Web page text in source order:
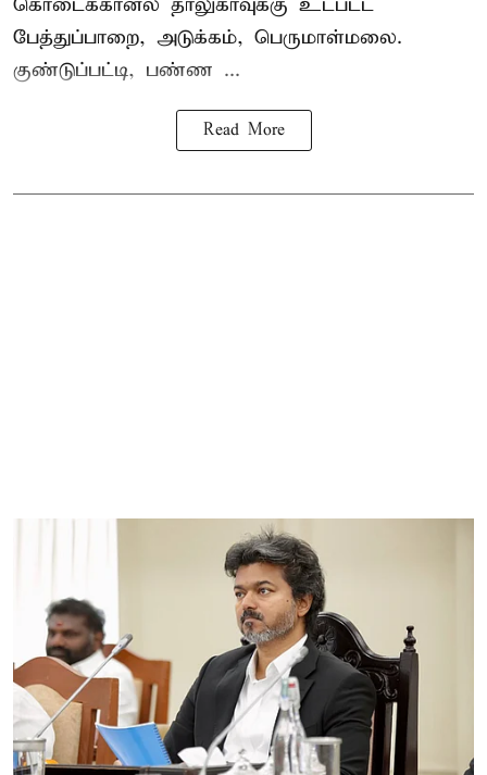
பேத்துப்பாறை, அடுக்கம், பெருமாள்மலை.
குண்டுப்பட்டி, பண்ண ...
Read More